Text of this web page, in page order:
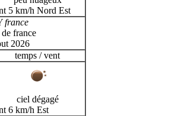
5 km/h Nord Est
france
france
2026
temps / vent
ciel dégagé
6 km/h Est